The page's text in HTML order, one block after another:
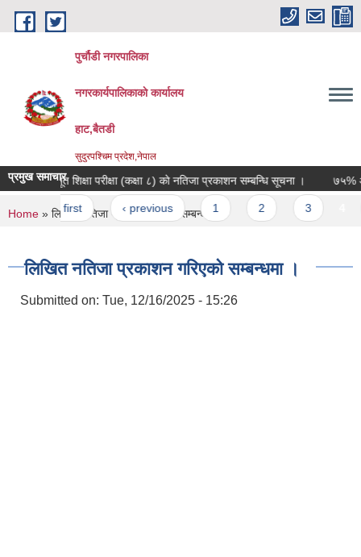
Skip to main content
पुर्चौडी नगरपालिका
नगरकार्यपालिकाकाे कार्यालय
हाट,बैतडी
सुदुरपश्चिम प्रदेश,नेपाल
प्रमुख समाचार
आधारभूत शिक्षा परीक्षा (कक्षा ८) काे नतिजा प्रकाशन सम्बन्धि सूचना । ७५%
Pages
« first ‹ previous 1
You are here
Home » लिखित नतिजा प्रकाशन गरिएको सम्बन्धमा ।
लिखित नतिजा प्रकाशन गरिएको सम्बन्धमा ।
Submitted on: Tue, 12/16/2025 - 15:26